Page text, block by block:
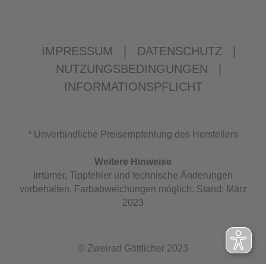
IMPRESSUM DATENSCHUTZ
NUTZUNGSBEDINGUNGEN
INFORMATIONSPFLICHT
* Unverbindliche Preisempfehlung des Herstellers
Weitere Hinweise
Irrtümer, Tippfehler und technische Änderungen
vorbehalten. Farbabweichungen möglich. Stand: März
2023
© Zweirad Göttlicher 2023